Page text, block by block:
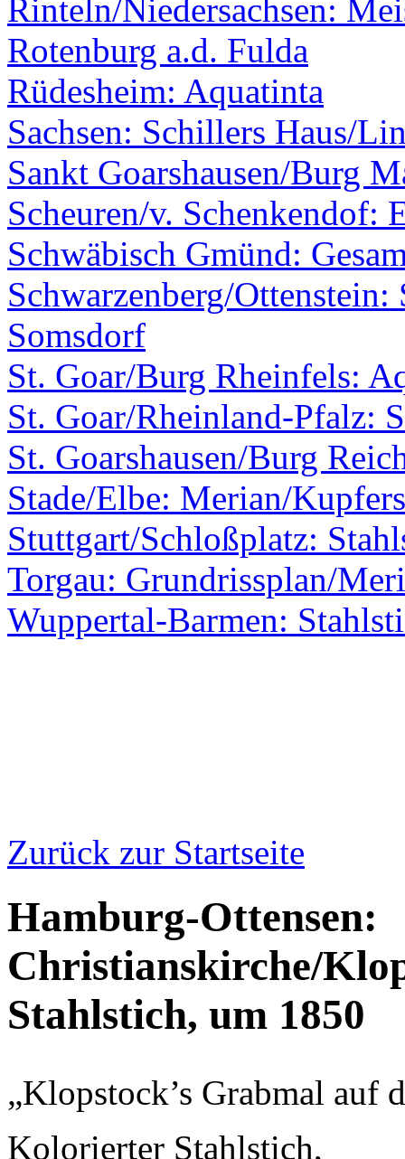
Rinteln/Niedersachsen:
Rotenburg a.d. Fulda
Rüdesheim: Aquatinta
Sachsen: Schillers Haus/
Sankt Goarshausen/Burg
Scheuren/v. Schenkendof:
Schwäbisch Gmünd:
Schwarzenberg/Ottenstein:
Somsdorf
St. Goar/Burg Rheinfels:
St. Goar/Rheinland-Pfalz:
St. Goarshausen/Burg
Stade/Elbe: Merian/
Stuttgart/Schloßplatz:
Torgau: Grundrissplan/
Wuppertal-Barmen:
Zurück zur Startseite
Hamburg-Ottensen:
Christianskirche/
Stahlstich, um 1850
„Klopstock’s Grabmal auf
Kolorierter Stahlstich,